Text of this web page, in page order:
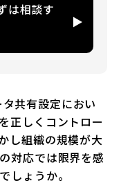
は相談す
共有設定におい
正しくコントロー
し組織の規模が大
対応では限界を感
しょうか。